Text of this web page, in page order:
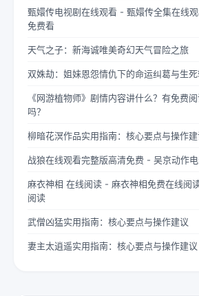
甄嬛传电视剧在线观看 - 甄嬛传全集在线
免费看
天气之子：新海诚唯美奇幻天气冒险之旅
双姝劫：姐妹恩怨情仇下的命运纠葛与生
《网游植物师》剧情内容讲什么？有免费
吗？
柳暗花溟作品实用指南：核心要点与操作建
战狼在线观看完整版高清免费 - 吴京动作
麻衣神相 在线阅读 - 麻衣神相免费在线阅
阅读
武僧凶猛实用指南：核心要点与操作建议
妻主太逍遥实用指南：核心要点与操作建议